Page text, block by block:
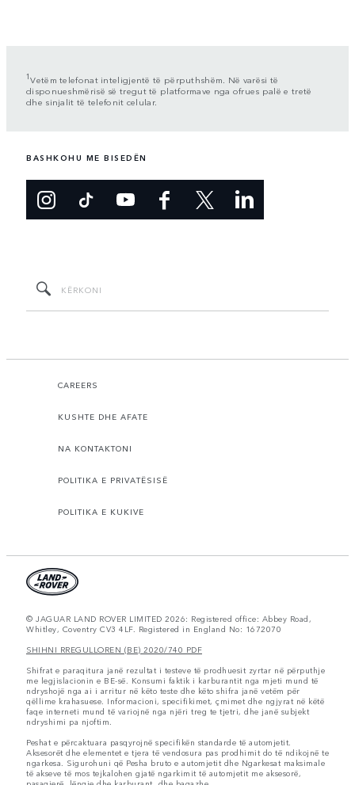
1Vetëm telefonat inteligjentë të përputhshëm. Në varësi të
disponueshmërisë së tregut të platformave nga ofrues palë e tretë
dhe sinjalit të telefonit celular.
BASHKOHU ME BISEDËN
CAREERS
KUSHTE DHE AFATE
NA KONTAKTONI
POLITIKA E PRIVATËSISË
POLITIKA E KUKIVE
© JAGUAR LAND ROVER LIMITED 2026: Registered office: Abbey Road,
Whitley, Coventry CV3 4LF. Registered in England No: 1672070
SHIHNI RREGULLOREN (BE) 2020/740 PDF
Shifrat e paraqitura janë rezultat i testeve të prodhuesit zyrtar në përputhje
me legjislacionin e BE-së. Konsumi faktik i karburantit nga mjeti mund të
ndryshojë nga ai i arritur në këto teste dhe këto shifra janë vetëm për
qëllime krahasuese. Informacioni, specifikimet, çmimet dhe ngjyrat në këtë
faqe interneti mund të variojnë nga njëri treg te tjetri, dhe janë subjekt
ndryshimi pa njoftim.
Peshat e përcaktuara pasqyrojnë specifikën standarde të automjetit.
Aksesorët dhe elementet e tjera të vendosura pas prodhimit do të ndikojnë te
ngarkesa. Sigurohuni që Pesha bruto e automjetit dhe Ngarkesat maksimale
të akseve të mos tejkalohen gjatë ngarkimit të automjetit me aksesorë,